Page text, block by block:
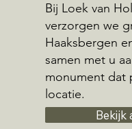
Bij Loek van
verzorgen we
Haaksbergen
samen met u
monument dat
locatie.
Bekijk